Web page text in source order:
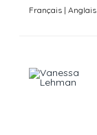
Français | Anglais